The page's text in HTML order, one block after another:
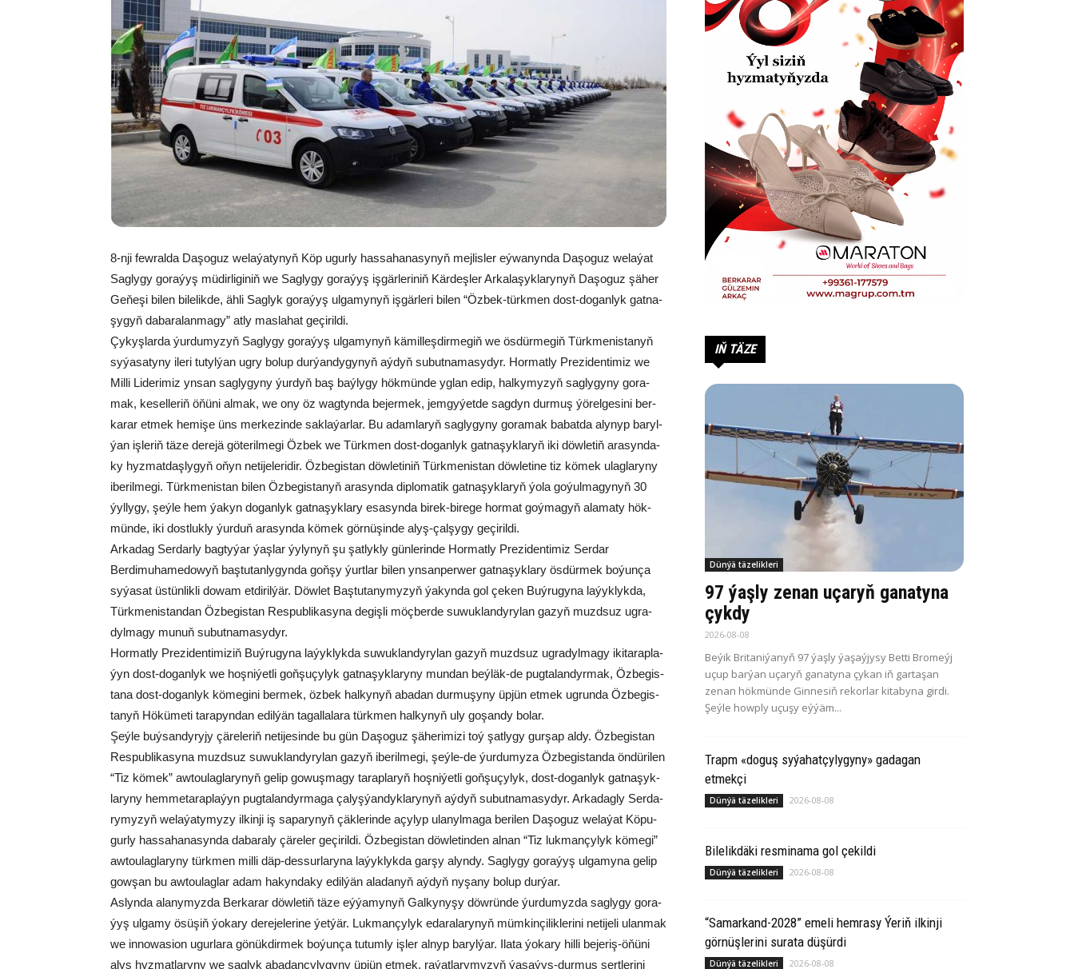
8-nji few­ral­da Da­şo­guz we­la­ýa­ty­nyň Köp ugur­ly has­sa­ha­na­sy­nyň mej­lis­ler eý­wa­nyn­da Da­şo­guz we­la­ýat
Sag­ly­gy go­ra­ýyş mü­dir­li­gi­niň we Sag­ly­gy go­ra­ýyş iş­gär­le­ri­niň Kär­deş­ler Ar­ka­la­şyk­la­ry­nyň Da­şo­guz şä­her
Ge­ňe­şi bi­len bi­le­lik­de, äh­li Sag­lyk go­ra­ýyş ul­ga­my­nyň iş­gär­le­ri bi­len “Öz­bek-türk­men dost-do­gan­lyk gat­na­
şy­gyň da­ba­ra­lan­ma­gy” at­ly mas­la­hat ge­çi­ril­di.
Çy­kyş­lar­da ýur­du­my­zyň Sag­ly­gy go­ra­ýyş ul­ga­my­nyň kä­mil­leş­dir­me­giň we ös­dür­me­giň Türk­me­nis­ta­nyň
sy­ýa­sa­ty­ny ile­ri tu­tyl­ýan ug­ry bo­lup dur­ýan­dy­gy­nyň aý­dyň su­but­na­ma­sy­dyr. Hor­mat­ly Pre­zi­den­ti­miz we
Mil­li Li­de­ri­miz yn­san sag­ly­gy­ny ýur­dyň baş baý­ly­gy hök­mün­de yg­lan edip, hal­ky­my­zyň sag­ly­gy­ny go­ra­
mak, ke­sel­le­riň öňü­ni al­mak, we ony öz wag­tyn­da be­jer­mek, jem­gy­ýet­de sag­dyn dur­muş ýö­rel­ge­si­ni ber­
ka­rar et­mek he­mi­şe üns mer­ke­zin­de sak­la­ýar­lar. Bu adam­la­ryň sag­ly­gy­ny go­ra­mak ba­bat­da aly­nyp ba­ryl­
ýan iş­le­riň tä­ze de­re­jä gö­te­ril­me­gi Öz­bek we Türk­men dost-do­gan­lyk gat­na­şyk­la­ryň iki döw­le­tiň ara­syn­da­
ky hyz­mat­daş­ly­gyň oňyn ne­ti­je­le­ri­dir. Öz­be­gis­tan döw­le­ti­niň Türk­me­nis­tan döw­le­ti­ne tiz kö­mek ulag­la­ry­ny
ibe­ril­me­gi. Türk­me­nis­tan bi­len Öz­be­gis­ta­nyň ara­syn­da dip­lo­ma­tik gat­na­şyk­la­ryň ýo­la go­ýul­ma­gy­nyň 30
ýyl­ly­gy, şeý­le hem ýa­kyn do­gan­lyk gat­na­şyk­la­ry esa­syn­da bi­rek-bi­re­ge hor­mat goý­ma­gyň ala­ma­ty hök­
mün­de, iki dost­luk­ly ýur­duň ara­syn­da kö­mek gör­nü­şin­de alyş-çal­şy­gy ge­çi­ril­di.
Ar­ka­dag Ser­dar­ly bag­ty­ýar ýaş­lar ýy­ly­nyň şu şat­lyk­ly gün­le­rin­de Hor­mat­ly Pre­zi­den­ti­miz Ser­dar
Berdimuhamedowyň baş­tu­tan­ly­gyn­da goň­şy ýurt­lar bi­len yn­san­per­wer gat­na­şyk­la­ry ös­dür­mek bo­ýun­ça
sy­ýa­sat üs­tün­lik­li do­wam et­di­ril­ýär. Döw­let Baş­tu­ta­ny­my­zyň ýa­kyn­da gol çe­ken Buý­ru­gy­na la­ýyk­lyk­da,
Türk­me­nis­tan­dan Öz­be­gis­tan Res­pub­li­ka­sy­na de­giş­li möç­ber­de su­wuk­lan­dy­ry­lan ga­zyň muzd­suz ug­ra­
dyl­ma­gy mu­nuň su­but­na­ma­sy­dyr.
Hor­mat­ly Pre­zi­den­ti­mi­ziň Buý­ru­gy­na la­ýyk­lyk­da su­wuk­lan­dy­ry­lan ga­zyň muzd­suz ug­ra­dyl­ma­gy iki­ta­rap­la­
ýyn dost-do­gan­lyk we hoş­ni­ýet­li goň­şu­çy­lyk gat­na­şyk­la­ry­ny mun­dan beý­läk-de pug­ta­lan­dyr­mak, Öz­be­gis­
ta­na dost-do­gan­lyk kö­me­gi­ni ber­mek, öz­bek hal­ky­nyň aba­dan dur­mu­şy­ny üp­jün et­mek ug­run­da Öz­be­gis­
ta­nyň Hö­kü­me­ti ta­ra­pyn­dan edil­ýän ta­gal­la­la­ra türk­men hal­ky­nyň uly go­şan­dy bo­lar.
Şeý­le buý­san­dy­ry­jy çä­re­le­riň ne­ti­je­sin­de bu gün Da­şo­guz şä­he­ri­mi­zi toý şat­ly­gy gur­şap al­dy. Öz­be­gis­tan
Res­pub­li­ka­sy­na muzd­suz su­wuk­lan­dy­ry­lan ga­zyň ibe­ril­me­gi, şeý­le-de ýur­du­my­za Öz­be­gis­tan­da ön­dü­ri­len
“Tiz kö­mek” aw­tou­lag­la­ry­nyň ge­lip go­wuş­ma­gy ta­rap­la­ryň hoş­ni­ýet­li goň­şu­çy­lyk, dost-do­gan­lyk gat­na­şyk­
la­ry­ny hem­me­ta­rap­la­ýyn pug­ta­lan­dyr­ma­ga ça­lyş­ýan­dyk­la­ry­nyň aý­dyň su­but­na­ma­sy­dyr. Ar­ka­dag­ly Ser­da­
ry­my­zyň we­la­ýa­ty­my­zy il­kin­ji iş sa­pa­ry­nyň çäk­le­rin­de açy­lyp ula­nyl­ma­ga be­ri­len Da­şo­guz we­la­ýat Kö­pu­
gur­ly has­sa­ha­na­syn­da da­ba­ra­ly çä­re­ler ge­çi­ril­di. Öz­be­gis­tan döw­le­tin­den al­nan “Tiz lukmançylyk kö­megi”
aw­tou­lag­la­ry­ny türk­men mil­li däp-des­sur­la­ry­na la­ýyk­lyk­da gar­şy alyn­dy. Sag­ly­gy go­ra­ýyş ul­ga­my­na ge­lip
gow­şan bu aw­tou­lag­lar adam ha­kyn­da­ky edil­ýän ala­da­nyň aý­dyň ny­şa­ny bo­lup dur­ýar.
As­lyn­da ala­ny­myz­da Ber­ka­rar döw­le­tiň tä­ze eý­ýa­my­nyň Gal­ky­ny­şy döw­rün­de ýur­du­myz­da sag­ly­gy go­ra­
ýyş ul­ga­my ösü­şiň ýo­ka­ry de­re­je­le­ri­ne ýet­ýär. Luk­man­çy­lyk eda­ra­la­ry­nyň müm­kin­çi­lik­le­ri­ni ne­ti­je­li ulan­mak
we in­no­wa­si­on ugur­la­ra gö­nük­dir­mek bo­ýun­ça tu­tum­ly iş­ler al­nyp ba­ryl­ýar. Ila­ta ýo­ka­ry hil­li be­je­riş-öňü­ni
alyş hyz­mat­la­ry­ny we sag­lyk aba­dan­çy­ly­gy­ny üp­jün et­mek, ra­ýat­la­ry­my­zyň ýa­şa­ýyş-dur­muş şert­le­ri­ni
IŇ TÄZE
Dünýä täzelikleri
97 ýaşly zenan uçaryň ganatyna
çykdy
2026-08-08
Beýik Britaniýanyň 97 ýaşly ýaşaýjysy Betti Bromeýj
uçup barýan uçaryň ganatyna çykan iň gartaşan
zenan hökmünde Ginnesiň rekorlar kitabyna girdi.
Şeýle howply uçuşy eýýäm...
Trapm «doguş syýahatçylygyny» gadagan
etmekçi
Dünýä täzelikleri 2026-08-08
Bilelikdäki resminama gol çekildi
Dünýä täzelikleri 2026-08-08
“Samarkand-2028” emeli hemrasy Ýeriň ilkinji
görnüşlerini surata düşürdi
Dünýä täzelikleri 2026-08-08